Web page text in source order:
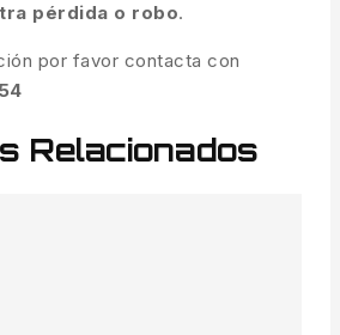
pérdida o robo.
por favor contacta con
Relacionados